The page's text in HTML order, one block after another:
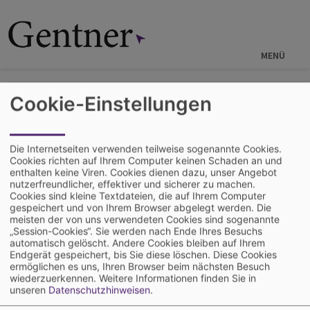
Inhalt
MENÜ
Partner beim 24h-Online
Kongress FHD
Gentner ist Medienpartner beim ersten 24h-
Online Kongress Forum Handwerk Digital am
04./05. Juli 2019. Aus dem Live-Studio im R+F
Villeroy & Boch Premiumbäder Showroom in
München wird sich ein Tag lang alles um das
Thema Digitalisierung im Handwerk drehen. Im
Cookie-Einstellungen
Die Internetseiten verwenden teilweise sogenannte Cookies.
Cookies richten auf Ihrem Computer keinen Schaden an und
enthalten keine Viren. Cookies dienen dazu, unser Angebot
nutzerfreundlicher, effektiver und sicherer zu machen.
Cookies sind kleine Textdateien, die auf Ihrem Computer
gespeichert und von Ihrem Browser abgelegt werden. Die
meisten der von uns verwendeten Cookies sind sogenannte
„Session-Cookies“. Sie werden nach Ende Ihres Besuchs
automatisch gelöscht. Andere Cookies bleiben auf Ihrem
Endgerät gespeichert, bis Sie diese löschen. Diese Cookies
ermöglichen es uns, Ihren Browser beim nächsten Besuch
wiederzuerkennen. Weitere Informationen finden Sie in
unseren Datenschutzhinweisen.